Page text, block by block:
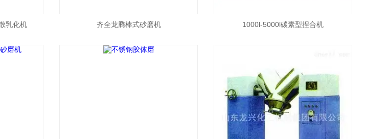
乳化机 齐全龙腾棒式砂磨机 1000l-5000l碳素型捏合机